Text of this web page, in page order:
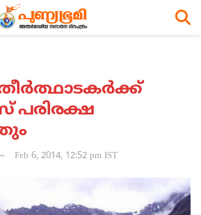
Feb 6, 2014, 12:52 pm IST